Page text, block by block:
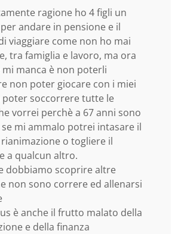
ragione ho 4 figli un
andare in pensione e il
viaggiare come non ho mai
tra famiglia e lavoro, ma ora
mi manca è non poterli
non poter giocare con i miei
soccorrere tutte le
vorrei perchè a 67 anni sono
mi ammalo potrei intasare il
o togliere il
a qualcun altro.
dobbiamo scoprire altre
non sono correre ed allenarsi
è anche il frutto malato della
e della finanza